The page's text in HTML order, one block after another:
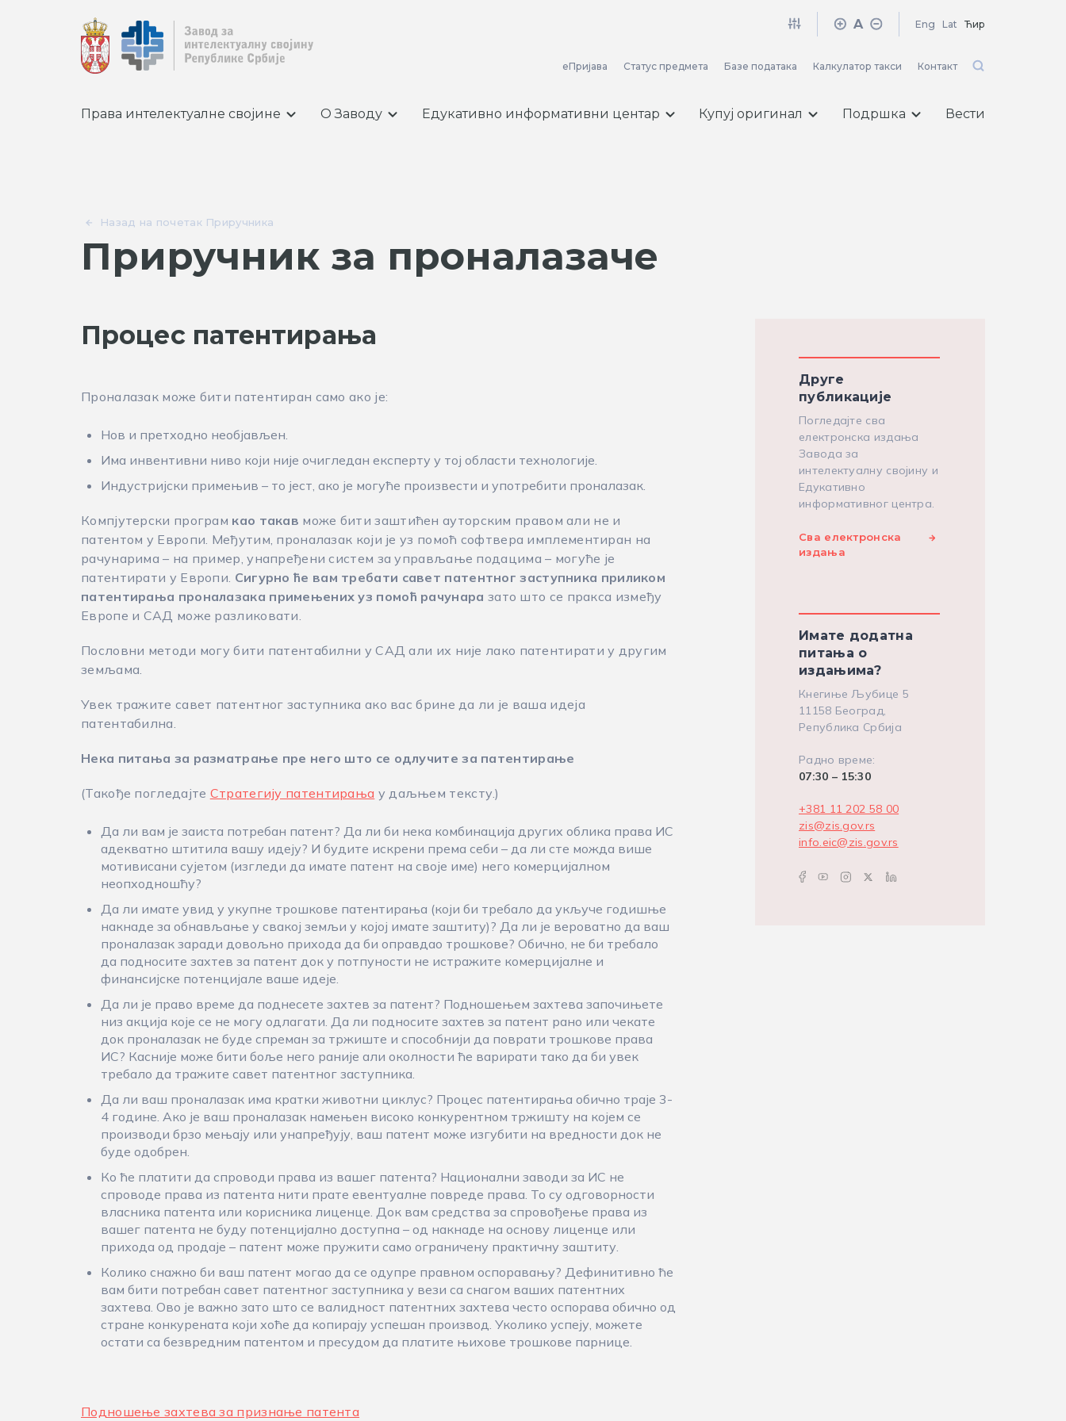
A Eng Lat Ћир
еПријава Статус предмета Базе података Калкулатор такси Контакт
Права интелектуалне својине О Заводу Едукативно информативни центар Купуј оригинал Подршка Вести
Назад на почетак Приручника
Приручник за проналазаче
Процес патентирања
Проналазак може бити патентиран само ако је:
Нов и претходно необјављен.
Има инвентивни ниво који није очигледан експерту у тој области технологије.
Индустријски примењив – то јест, ако је могуће произвести и употребити проналазак.
Компјутерски програм као такав може бити заштићен ауторским правом али не и
патентом у Европи. Међутим, проналазак који је уз помоћ софтвера имплементиран на
рачунарима – на пример, унапређени систем за управљање подацима – могуће је
патентирати у Европи. Сигурно ће вам требати савет патентног заступника приликом
патентирања проналазака примењених уз помоћ рачунара зато што се пракса између
Европе и САД може разликовати.
Пословни методи могу бити патентабилни у САД али их није лако патентирати у другим
земљама.
Увек тражите савет патентног заступника ако вас брине да ли је ваша идеја
патентабилна.
Нека питања за разматрање пре него што се одлучите за патентирање
(Такође погледајте Стратегију патентирања у даљњем тексту.)
Да ли вам је заиста потребан патент? Да ли би нека комбинација других облика права ИС
адекватно штитила вашу идеју? И будите искрени према себи – да ли сте можда више
мотивисани сујетом (изгледи да имате патент на своје име) него комерцијалном
неопходношћу?
Да ли имате увид у укупне трошкове патентирања (који би требало да укључе годишње
накнаде за обнављање у свакој земљи у којој имате заштиту)? Да ли је вероватно да ваш
проналазак заради довољно прихода да би оправдао трошкове? Обично, не би требало
да подносите захтев за патент док у потпуности не истражите комерцијалне и
финансијске потенцијале ваше идеје.
Да ли је право време да поднесете захтев за патент? Подношењем захтева започињете
низ акција које се не могу одлагати. Да ли подносите захтев за патент рано или чекате
док проналазак не буде спреман за тржиште и способнији да поврати трошкове права
ИС? Касније може бити боље него раније али околности ће варирати тако да би увек
требало да тражите савет патентног заступника.
Да ли ваш проналазак има кратки животни циклус? Процес патентирања обично траје 3-
4 године. Ако је ваш проналазак намењен високо конкурентном тржишту на којем се
производи брзо мењају или унапређују, ваш патент може изгубити на вредности док не
буде одобрен.
Ко ће платити да спроводи права из вашег патента? Национални заводи за ИС не
спроводе права из патента нити прате евентуалне повреде права. То су одговорности
власника патента или корисника лиценце. Док вам средства за спровођење права из
вашег патента не буду потенцијално доступна – од накнаде на основу лиценце или
прихода од продаје – патент може пружити само ограничену практичну заштиту.
Колико снажно би ваш патент могао да се одупре правном оспоравању? Дефинитивно ће
вам бити потребан савет патентног заступника у вези са снагом ваших патентних
захтева. Ово је важно зато што се валидност патентних захтева често оспорава обично од
стране конкурената који хоће да копирају успешан производ. Уколико успеју, можете
остати са безвредним патентом и пресудом да платите њихове трошкове парнице.
Подношење захтева за признање патента
Друге
публикације
Погледајте сва
електронска издања
Завода за
интелектуалну својину и
Едукативно
информативног центра.
Сва електронска
издања
Имате додатна
питања о
издањима?
Кнегиње Љубице 5
11158 Београд,
Република Србија
Радно време:
07:30 – 15:30
+381 11 202 58 00
zis@zis.gov.rs
info.eic@zis.gov.rs